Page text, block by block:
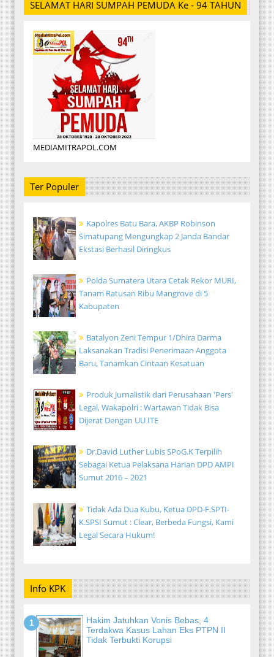
SELAMAT HARI SUMPAH PEMUDA Ke - 94 TAHUN
MEDIAMITRAPOL.COM
Ter Populer
Kapolres Batu Bara, AKBP Robinson
Simatupang Mengungkap 2 Janda Bandar
Ekstasi Berhasil Diringkus
Polda Sumatera Utara Cetak Rekor MURI,
Tanam Ratusan Ribu Mangrove di 5
Kabupaten
Batalyon Zeni Tempur 1/Dhira Darma
Laksanakan Tradisi Penerimaan Anggota
Baru, Tanamkan Cintaan Kesatuan
Produk Jurnalistik dari Perusahaan 'Pers'
Legal, Wakapolri : Wartawan Tidak Bisa
Dijerat Dengan UU ITE
Dr.David Luther Lubis SPoG.K Terpilih
Sebagai Ketua Pelaksana Harian DPD AMPI
Sumut 2016 – 2021
Tidak Ada Dua Kubu, Ketua DPD-F.SPTI-
K.SPSI Sumut : Clear, Berbeda Fungsi, Kami
Legal Secara Hukum!
Info KPK
Hakim Jatuhkan Vonis Bebas, 4
Terdakwa Kasus Lahan Eks PTPN II
Tidak Terbukti Korupsi